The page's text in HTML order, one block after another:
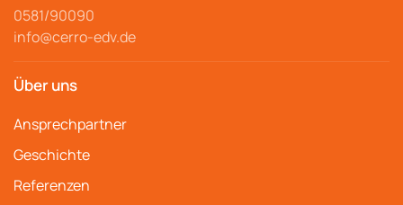
0581/90090
info@cerro-edv.de
Über uns
Ansprechpartner
Geschichte
Referenzen